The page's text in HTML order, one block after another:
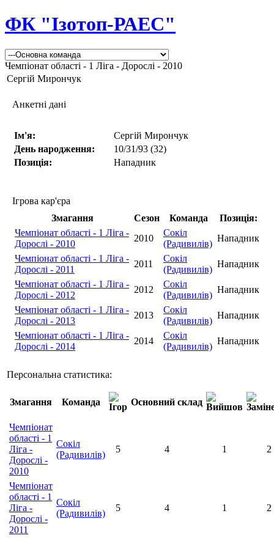
ФК "Ізотоп-РАЕС"
Чемпіонат області - 1 Ліга - Дорослі - 2010
Сергій Мирончук
Анкетні дані
Ім'я:
Сергій Мирончук
День народження:
10/31/93 (32)
Позиція:
Нападник
Ігрова кар'єра
Змагання
Сезон Команда
Позиція:
Чемпіонат області - 1 Ліга -
Дорослі - 2010
2010
Сокіл
(Радивилів)
Нападник
Чемпіонат області - 1 Ліга -
Дорослі - 2011
2011
Сокіл
(Радивилів)
Нападник
Чемпіонат області - 1 Ліга -
Дорослі - 2012
2012
Сокіл
(Радивилів)
Нападник
Чемпіонат області - 1 Ліга -
Дорослі - 2013
2013
Сокіл
(Радивилів)
Нападник
Чемпіонат області - 1 Ліга -
Дорослі - 2014
2014
Сокіл
(Радивилів)
Нападник
Персональна статистика:
Змагання Команда Основний склад
Чемпіонат
області - 1
Ліга -
Дорослі -
2010
Сокіл
(Радивилів)
5 4 1 2
Чемпіонат
області - 1
Ліга -
Дорослі -
2011
Сокіл
(Радивилів)
5 4 1 2